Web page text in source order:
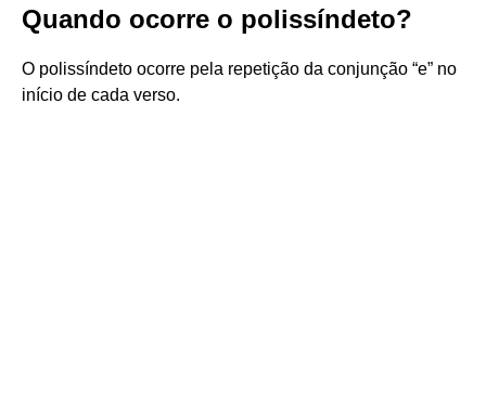
Quando ocorre o polissíndeto?
O polissíndeto ocorre pela repetição da conjunção “e” no
início de cada verso.